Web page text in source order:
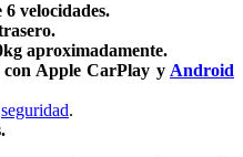
velocidades.
aproximadamente.
con Apple CarPlay y Android
seguridad.